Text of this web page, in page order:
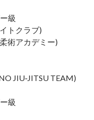
級
トクラブ)
術アカデミー)
JIU‐JITSU TEAM)
級